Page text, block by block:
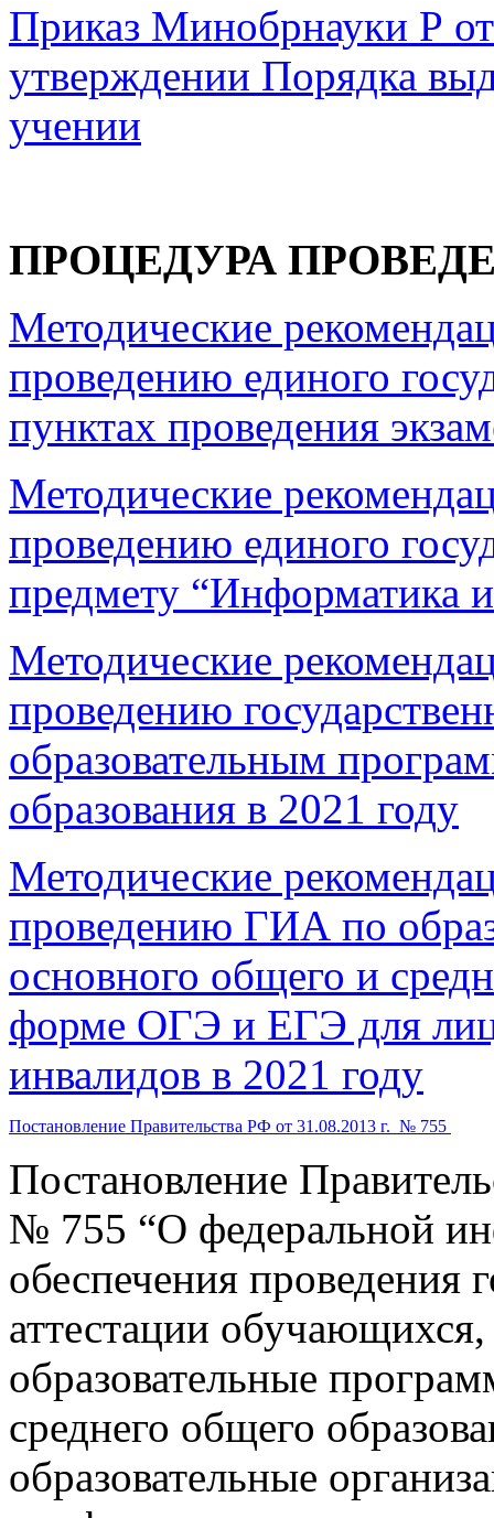
Приказ Минобрнауки Р
утверждении Порядка
учении
ПРОЦЕДУРА
Методические
проведению единого
пунктах проведения
Методические
проведению единого
предмету “Информатика
Методические
проведению
образовательным
образования в 2021 году
Методические
проведению ГИА по
основного общего и
форме ОГЭ и ЕГЭ для
инвалидов в 2021 году
Постановление Правительства РФ от 31.08.2013 г. № 755
Постановление
№ 755 “О федеральной
обеспечения проведения
аттестации
образовательные
среднего общего
образовательные